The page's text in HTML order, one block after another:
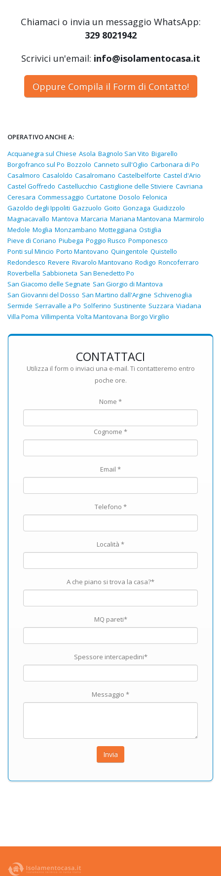
Chiamaci o invia un messaggio WhatsApp:
329 8021942
Scrivici un'email: info@isolamentocasa.it
Oppure Compila il Form di Contatto!
OPERATIVO ANCHE A:
Acquanegra sul Chiese Asola Bagnolo San Vito Bigarello
Borgofranco sul Po Bozzolo Canneto sull'Oglio Carbonara di Po
Casalmoro Casaloldo Casalromano Castelbelforte Castel d'Ario
Castel Goffredo Castellucchio Castiglione delle Stiviere Cavriana
Ceresara Commessaggio Curtatone Dosolo Felonica
Gazoldo degli Ippoliti Gazzuolo Goito Gonzaga Guidizzolo
Magnacavallo Mantova Marcaria Mariana Mantovana Marmirolo
Medole Moglia Monzambano Motteggiana Ostiglia
Pieve di Coriano Piubega Poggio Rusco Pomponesco
Ponti sul Mincio Porto Mantovano Quingentole Quistello
Redondesco Revere Rivarolo Mantovano Rodigo Roncoferraro
Roverbella Sabbioneta San Benedetto Po
San Giacomo delle Segnate San Giorgio di Mantova
San Giovanni del Dosso San Martino dall'Argine Schivenoglia
Sermide Serravalle a Po Solferino Sustinente Suzzara Viadana
Villa Poma Villimpenta Volta Mantovana Borgo Virgilio
CONTATTACI
Utilizza il form o inviaci una e-mail. Ti contatteremo entro
poche ore.
Nome *
Cognome *
Email *
Telefono *
Località *
A che piano si trova la casa?*
MQ pareti*
Spessore intercapedini*
Messaggio *